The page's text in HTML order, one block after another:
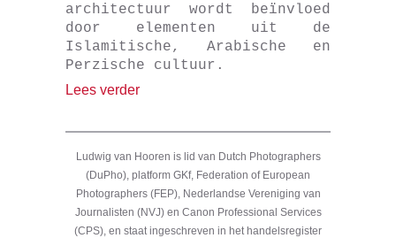
architectuur wordt beïnvloed
door elementen uit de
Islamitische, Arabische en
Perzische cultuur.
Lees verder
Ludwig van Hooren is lid van Dutch Photographers
(DuPho), platform GKf, Federation of European
Photographers (FEP), Nederlandse Vereniging van
Journalisten (NVJ) en Canon Professional Services
(CPS), en staat ingeschreven in het handelsregister